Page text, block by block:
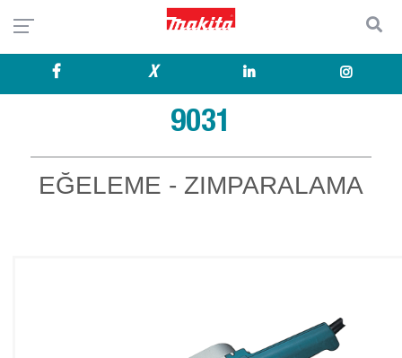
X
9031
EĞELEME - ZIMPARALAMA